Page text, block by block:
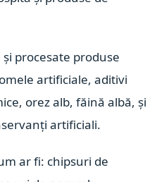
procesate produse
artificiale, aditivi
orez alb, făină albă, și
artificiali.
ar fi: chipsuri de